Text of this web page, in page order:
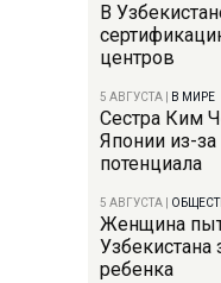
В
центров
5 АВГУСТА В МИРЕ
Сестра Ким
Японии из-
потенциала
5 АВГУСТА
Женщина
Узбекистана
ребенка